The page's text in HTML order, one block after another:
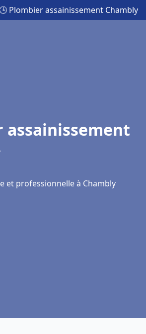
🕒 Plombier assainissement Chambly
assainissement
et professionnelle à Chambly